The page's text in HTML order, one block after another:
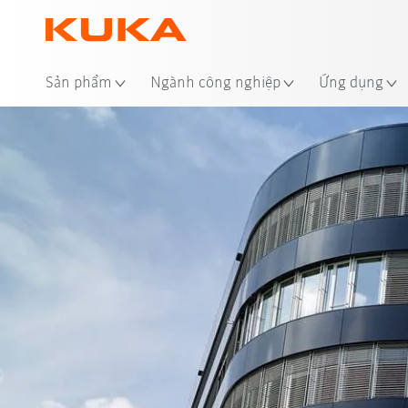
Sản phẩm Ngành công nghiệp Ứng dụng